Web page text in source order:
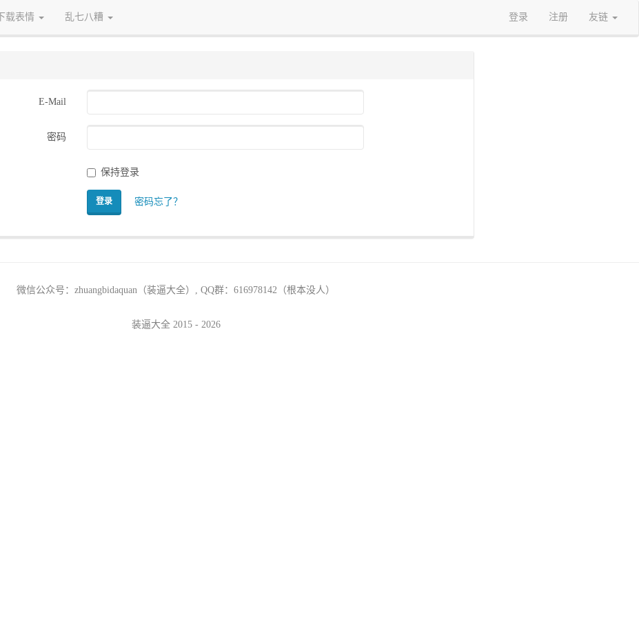
下载表情 乱七八糟 登录 注册 友链
E-Mail
密码
保持登录
登录 密码忘了？
微信公众号：zhuangbidaquan（装逼大全）, QQ群：616978142（根本没人）
装逼大全 2015 - 2026